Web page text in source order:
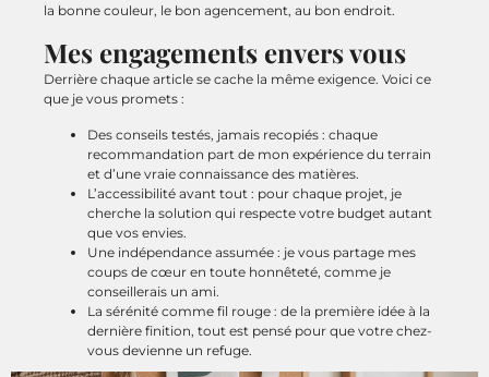
la bonne couleur, le bon agencement, au bon endroit.
Mes engagements envers vous
Derrière chaque article se cache la même exigence. Voici ce
que je vous promets :
Des conseils testés, jamais recopiés : chaque
recommandation part de mon expérience du terrain
et d’une vraie connaissance des matières.
L’accessibilité avant tout : pour chaque projet, je
cherche la solution qui respecte votre budget autant
que vos envies.
Une indépendance assumée : je vous partage mes
coups de cœur en toute honnêteté, comme je
conseillerais un ami.
La sérénité comme fil rouge : de la première idée à la
dernière finition, tout est pensé pour que votre chez-
vous devienne un refuge.